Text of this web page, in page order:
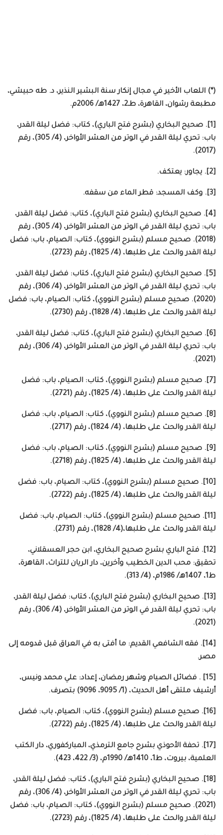
(*) اللعاب الأخير في مجال إنكار سنة البشير النذير، د. طه حبيشي،
مطبعة رشوان، القاهرة، طـ2، 1427هـ/ 2006م.
[1]. صحيح البخاري (بشرح فتح الباري)، كتاب: فضل ليلة القدر،
باب: تحري ليلة القدر في الوتر من العشر الأواخر، (4/ 305)، رقم
(2017).
[2]. يجاور: يعتكف.
[3]. وكف المسجد: قطر الماء من سقفه.
[4]. صحيح البخاري (بشرح فتح الباري)، كتاب: فضل ليلة القدر،
باب: تحري ليلة القدر في الوتر من العشر الأواخر، (4/ 305)، رقم
(2018). صحيح مسلم (بشرح النووي)، كتاب: الصيام، باب: فضل
ليلة القدر والحث على طلبها، (4/ 1825)، رقم (2723).
[5]. صحيح البخاري (بشرح فتح الباري)، كتاب: فضل ليلة القدر،
باب: تحري ليلة القدر في الوتر من العشر الأواخر، (4/ 306)، رقم
(2020). صحيح مسلم (بشرح النووي)، كتاب: الصيام، باب: فضل
ليلة القدر والحث على طلبها، (4/ 1828)، رقم (2730).
[6]. صحيح البخاري (بشرح فتح الباري)، كتاب: فضل ليلة القدر،
باب: تحري ليلة القدر في الوتر من العشر الأواخر، (4/ 306)، رقم
(2021).
[7]. صحيح مسلم (بشرح النووي)، كتاب: الصيام، باب: فضل
ليلة القدر والحث على طلبها، (4/ 1825)، رقم (2721).
[8]. صحيح مسلم (بشرح النووي)، كتاب: الصيام، باب: فضل
ليلة القدر والحث على طلبها، (4/ 1824)، رقم (2717).
[9]. صحيح مسلم (بشرح النووي)، كتاب: الصيام، باب: فضل
ليلة القدر والحث على طلبها، (4/ 1825)، رقم (2718).
[10]. صحيح مسلم (بشرح النووي)، كتاب: الصيام، باب: فضل
ليلة القدر والحث على طلبها، (4/ 1825)، رقم (2722).
[11]. صحيح مسلم (بشرح النووي)، كتاب: الصيام، باب: فضل
ليلة القدر والحث على طلبها،(4/ 1828)، رقم (2731).
[12]. فتح الباري بشرح صحيح البخاري، ابن حجر العسقلاني،
تحقيق: محب الدين الخطيب وآخرين، دار الريان للتراث، القاهرة،
ط1، 1407هـ/ 1986م، (4/ 313).
[13]. صحيح البخاري (بشرح فتح الباري)، كتاب: فضل ليلة القدر،
باب: تحري ليلة القدر في الوتر من العشر الأواخر، (4/ 306)، رقم
(2021).
[14]. فقه الشافعي القديم: ما أفتى به في العراق قبل قدومه إلى
مصر.
[15] . فضائل الصيام وشهر رمضان، إعداد: علي محمد ونيس،
أرشيف ملتقى أهل الحديث، (1/ 9095، 9096) بتصرف.
[16]. صحيح مسلم (بشرح النووي)، كتاب: الصيام، باب: فضل
ليلة القدر والحث على طلبها، (4/ 1825)، رقم (2722).
[17]. تحفة الأحوذي بشرح جامع الترمذي، المباركفوري، دار الكتب
العلمية، بيروت، ط1، 1410هـ/ 1990م، (3/ 422، 423).
[18]. صحيح البخاري (بشرح فتح الباري)، كتاب: فضل ليلة القدر،
باب: تحري ليلة القدر في الوتر من العشر الأواخر، (4/ 306)، رقم
(2021). صحيح مسلم (بشرح النووي)، كتاب: الصيام، باب: فضل
ليلة القدر والحث على طلبها، (4/ 1825)، رقم (2723).